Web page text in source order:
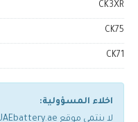
CK3XR
CK75
CK71
اخلاء المسؤولية: